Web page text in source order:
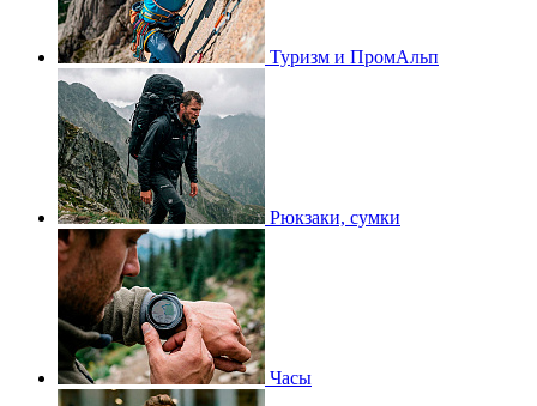
Туризм и ПромАльп
Рюкзаки, сумки
Часы